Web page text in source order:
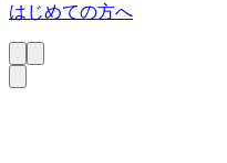
はじめての方へ